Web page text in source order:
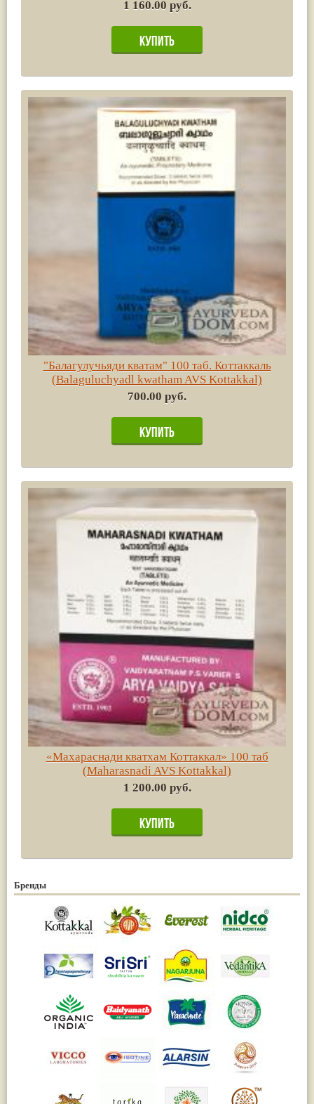
1 160.00 руб.
"Балагулучьяди кватам" 100 таб. Коттаккаль
(Balaguluchyadl kwatham AVS Kottakkal)
700.00 руб.
«Махараснади кватхам Коттаккал» 100 таб
(Maharasnadi AVS Kottakkal)
1 200.00 руб.
Бренды